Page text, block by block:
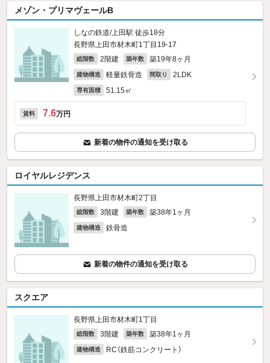
メゾン・プリマヴェールB
しなの鉄道/上田駅 徒歩18分
長野県上田市材木町1丁目19-17
総階数 2階建 築年数 築19年8ヶ月
建物構造 軽量鉄骨造 間取り 2LDK
専有面積 51.15㎡
賃料 7.6万円
新着の物件の通知を受け取る
ロイヤルレジデンス
長野県上田市材木町2丁目
総階数 3階建 築年数 築38年1ヶ月
建物構造 鉄骨造
新着の物件の通知を受け取る
スクエア
長野県上田市材木町1丁目
総階数 3階建 築年数 築38年1ヶ月
建物構造 RC（鉄筋コンクリート）